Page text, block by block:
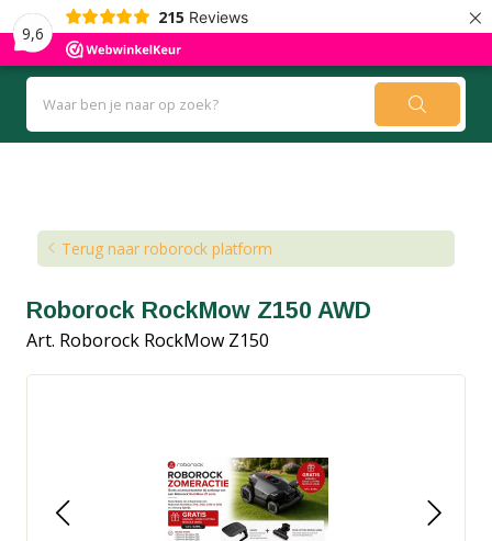
9,6
215 Reviews ×
Terug naar roborock platform
Roborock RockMow Z150 AWD
Art. Roborock RockMow Z150